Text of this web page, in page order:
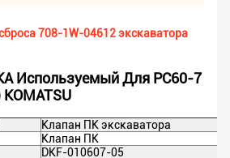
708-1W-04612 экскаватора
Используемый Для PC60-7
Клапан ПК экскаватора
Клапан ПК
DKF-010607-05